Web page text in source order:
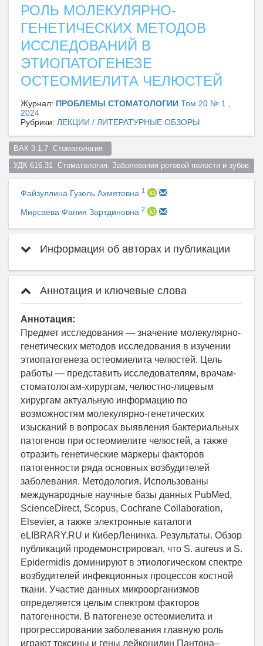
РОЛЬ МОЛЕКУЛЯРНО-
ГЕНЕТИЧЕСКИХ МЕТОДОВ
ИССЛЕДОВАНИЙ В
ЭТИОПАТОГЕНЕЗЕ
ОСТЕОМИЕЛИТА ЧЕЛЮСТЕЙ
Журнал: ПРОБЛЕМЫ СТОМАТОЛОГИИ Том 20 № 1 ,
2024
Рубрики: ЛЕКЦИИ / ЛИТЕРАТУРНЫЕ ОБЗОРЫ
ВАК 3.1.7  Стоматология
Файзуллина Гузель Ахмятовна 1
Мирсаева Фания Зартдиновна 2
Информация об авторах и публикации
Аннотация и ключевые слова
Аннотация:
Предмет исследования — значение молекулярно-
генетических методов исследования в изучении
этиопатогенеза остеомиелита челюстей. Цель
работы — представить исследователям, врачам-
стоматологам-хирургам, челюстно-лицевым
хирургам актуальную информацию по
возможностям молекулярно-генетических
изысканий в вопросах выявления бактериальных
патогенов при остеомиелите челюстей, а также
отразить генетические маркеры факторов
патогенности ряда основных возбудителей
заболевания. Методология. Использованы
международные научные базы данных PubMed,
ScienceDirect, Scopus, Cochrane Collaboration,
Elsevier, а также электронные каталоги
eLIBRARY.RU и КиберЛенинка. Результаты. Обзор
публикаций продемонстрировал, что S. aureus и S.
Epidermidis доминируют в этиологическом спектре
возбудителей инфекционных процессов костной
ткани. Участие данных микроорганизмов
определяется целым спектром факторов
патогенности. В патогенезе остеомиелита и
прогрессировании заболевания главную роль
играют токсины и гены лейкоцидин Пантона–